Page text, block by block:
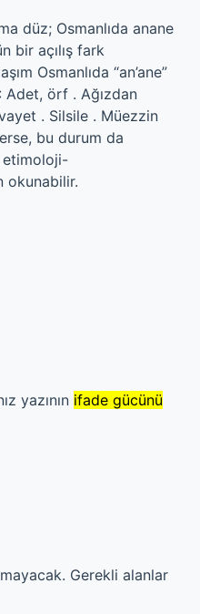
düz; Osmanlıda anane
bir açılış fark
Osmanlıda “an’ane”
Adet, örf . Ağızdan
. Silsile . Müezzin
bu durum da
etimoloji-
okunabilir.
yazının ifade gücünü
Gerekli alanlar